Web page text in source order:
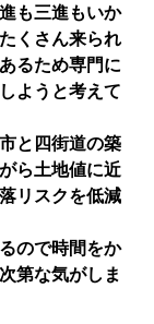
も三進もいか
くさん来られ
るため専門に
ようと考えて
と四街道の築
ら土地値に近
リスクを低減
ので時間をか
第な気がしま